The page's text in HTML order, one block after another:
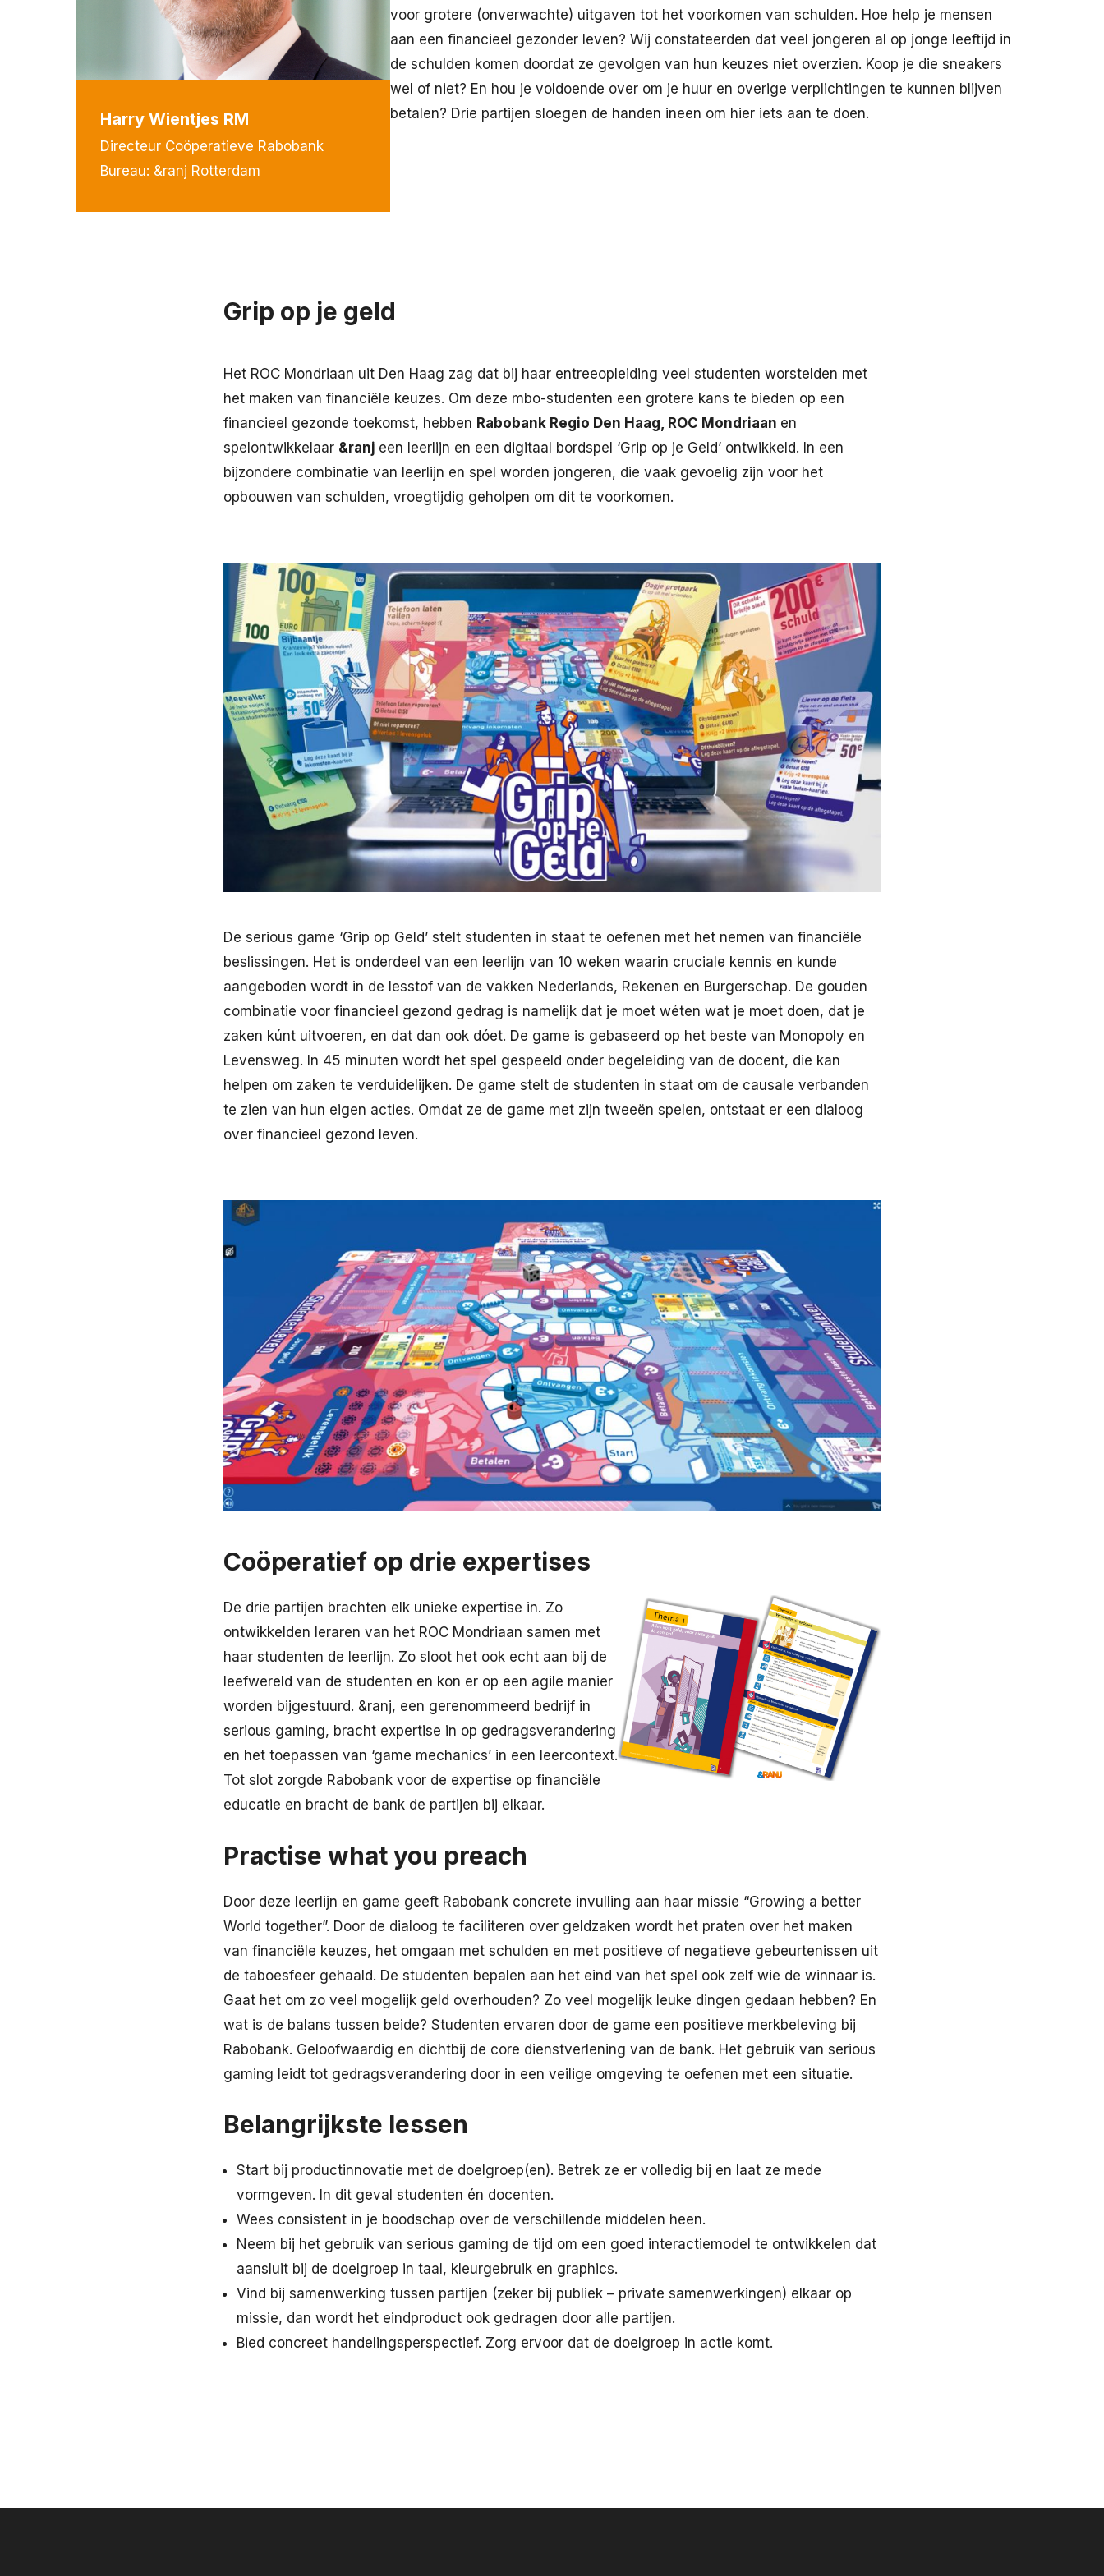
Harry Wientjes RM
Directeur Coöperatieve Rabobank
Bureau: &ranj Rotterdam
voor grotere (onverwachte) uitgaven tot het voorkomen van schulden. Hoe help je mensen
aan een financieel gezonder leven? Wij constateerden dat veel jongeren al op jonge leeftijd in
de schulden komen doordat ze gevolgen van hun keuzes niet overzien. Koop je die sneakers
wel of niet? En hou je voldoende over om je huur en overige verplichtingen te kunnen blijven
betalen? Drie partijen sloegen de handen ineen om hier iets aan te doen.
Grip op je geld
Het ROC Mondriaan uit Den Haag zag dat bij haar entreeopleiding veel studenten worstelden met
het maken van financiële keuzes. Om deze mbo-studenten een grotere kans te bieden op een
financieel gezonde toekomst, hebben Rabobank Regio Den Haag, ROC Mondriaan en
spelontwikkelaar &ranj een leerlijn en een digitaal bordspel ‘Grip op je Geld’ ontwikkeld. In een
bijzondere combinatie van leerlijn en spel worden jongeren, die vaak gevoelig zijn voor het
opbouwen van schulden, vroegtijdig geholpen om dit te voorkomen.
De serious game ‘Grip op Geld’ stelt studenten in staat te oefenen met het nemen van financiële
beslissingen. Het is onderdeel van een leerlijn van 10 weken waarin cruciale kennis en kunde
aangeboden wordt in de lesstof van de vakken Nederlands, Rekenen en Burgerschap. De gouden
combinatie voor financieel gezond gedrag is namelijk dat je moet wéten wat je moet doen, dat je
zaken kúnt uitvoeren, en dat dan ook dóet. De game is gebaseerd op het beste van Monopoly en
Levensweg. In 45 minuten wordt het spel gespeeld onder begeleiding van de docent, die kan
helpen om zaken te verduidelijken. De game stelt de studenten in staat om de causale verbanden
te zien van hun eigen acties. Omdat ze de game met zijn tweeën spelen, ontstaat er een dialoog
over financieel gezond leven.
Coöperatief op drie expertises
De drie partijen brachten elk unieke expertise in. Zo
ontwikkelden leraren van het ROC Mondriaan samen met
haar studenten de leerlijn. Zo sloot het ook echt aan bij de
leefwereld van de studenten en kon er op een agile manier
worden bijgestuurd. &ranj, een gerenommeerd bedrijf in
serious gaming, bracht expertise in op gedragsverandering
en het toepassen van ‘game mechanics’ in een leercontext.
Tot slot zorgde Rabobank voor de expertise op financiële
educatie en bracht de bank de partijen bij elkaar.
Practise what you preach
Door deze leerlijn en game geeft Rabobank concrete invulling aan haar missie “Growing a better
World together”. Door de dialoog te faciliteren over geldzaken wordt het praten over het maken
van financiële keuzes, het omgaan met schulden en met positieve of negatieve gebeurtenissen uit
de taboesfeer gehaald. De studenten bepalen aan het eind van het spel ook zelf wie de winnaar is.
Gaat het om zo veel mogelijk geld overhouden? Zo veel mogelijk leuke dingen gedaan hebben? En
wat is de balans tussen beide? Studenten ervaren door de game een positieve merkbeleving bij
Rabobank. Geloofwaardig en dichtbij de core dienstverlening van de bank. Het gebruik van serious
gaming leidt tot gedragsverandering door in een veilige omgeving te oefenen met een situatie.
Belangrijkste lessen
Start bij productinnovatie met de doelgroep(en). Betrek ze er volledig bij en laat ze mede
vormgeven. In dit geval studenten én docenten.
Wees consistent in je boodschap over de verschillende middelen heen.
Neem bij het gebruik van serious gaming de tijd om een goed interactiemodel te ontwikkelen dat
aansluit bij de doelgroep in taal, kleurgebruik en graphics.
Vind bij samenwerking tussen partijen (zeker bij publiek – private samenwerkingen) elkaar op
missie, dan wordt het eindproduct ook gedragen door alle partijen.
Bied concreet handelingsperspectief. Zorg ervoor dat de doelgroep in actie komt.